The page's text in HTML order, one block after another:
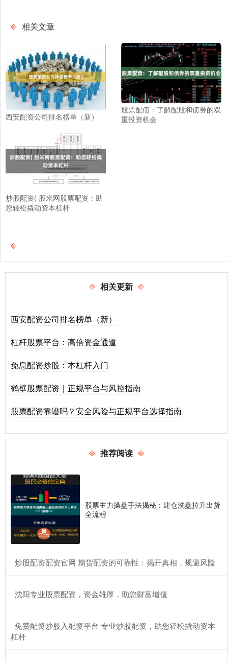
相关文章
西安配资公司排名榜单（新）
股票配债：了解配股和债券的双
重投资机会
炒股配资( 股米网股票配资：助
您轻松撬动资本杠杆
相关更新
西安配资公司排名榜单（新）
杠杆股票平台：高倍资金通道
免息配资炒股：本杠杆入门
鹤壁股票配资｜正规平台与风控指南
股票配资靠谱吗？安全风险与正规平台选择指南
推荐阅读
股票主力操盘手法揭秘：建仓洗盘拉升出货
全流程
​炒股配资配资官网 期货配资的可靠性：揭开真相，规避风险
​沈阳专业股票配资，资金雄厚，助您财富增值
​免费配资炒股入配资平台 专业炒股配资，助您轻松撬动资本
杠杆